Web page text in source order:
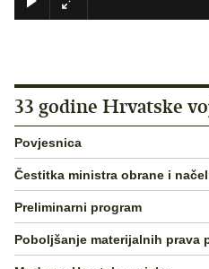
33 godine Hrvatske
Povjesnica
Čestitka ministra obrane i
Preliminarni program
Poboljšanje materijalnih prava